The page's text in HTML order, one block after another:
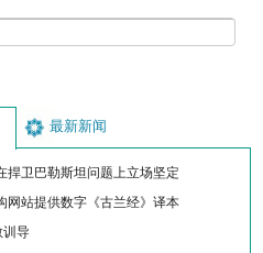
最新新闻
捍卫巴勒斯坦问题上立场坚定
网站提供数字《古兰经》译本
训导